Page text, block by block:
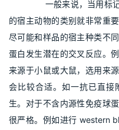
的宿主动物的类别就非常重
尽可能和样品的宿主种类不
蛋白发生潜在的交叉反应。
来源于小鼠或大鼠，选用来
会比较合适。如一抗已直接
生。对于不含内源性免疫球
很严格。例如进行 western